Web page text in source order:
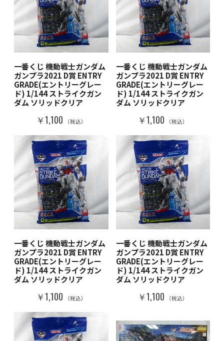
一番くじ 機動戦士ガンダム
ガンプラ2021 D賞 ENTRY
GRADE(エントリーグレー
ド) 1/144 ストライクガン
ダム ソリッドクリア
￥1,100 （税込）
一番くじ 機動戦士ガンダム
ガンプラ2021 D賞 ENTRY
GRADE(エントリーグレー
ド) 1/144 ストライクガン
ダム ソリッドクリア
￥1,100 （税込）
一番くじ 機動戦士ガンダム
ガンプラ2021 D賞 ENTRY
GRADE(エントリーグレー
ド) 1/144 ストライクガン
ダム ソリッドクリア
￥1,100 （税込）
一番くじ 機動戦士ガンダム
ガンプラ2021 D賞 ENTRY
GRADE(エントリーグレー
ド) 1/144 ストライクガン
ダム ソリッドクリア
￥1,100 （税込）